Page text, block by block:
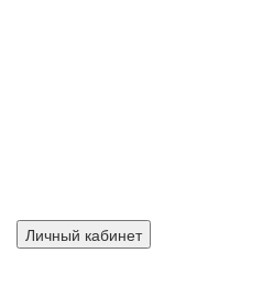
Личный кабинет